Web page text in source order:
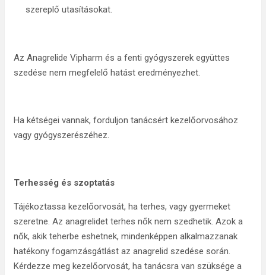
szereplő utasításokat.
Az Anagrelide Vipharm és a fenti gyógyszerek együttes
szedése nem megfelelő hatást eredményezhet.
Ha kétségei vannak, forduljon tanácsért kezelőorvosához
vagy gyógyszerészéhez.
Terhesség és szoptatás
Tájékoztassa kezelőorvosát, ha terhes, vagy gyermeket
szeretne. Az anagrelidet terhes nők nem szedhetik. Azok a
nők, akik teherbe eshetnek, mindenképpen alkalmazzanak
hatékony fogamzásgátlást az anagrelid szedése során.
Kérdezze meg kezelőorvosát, ha tanácsra van szüksége a